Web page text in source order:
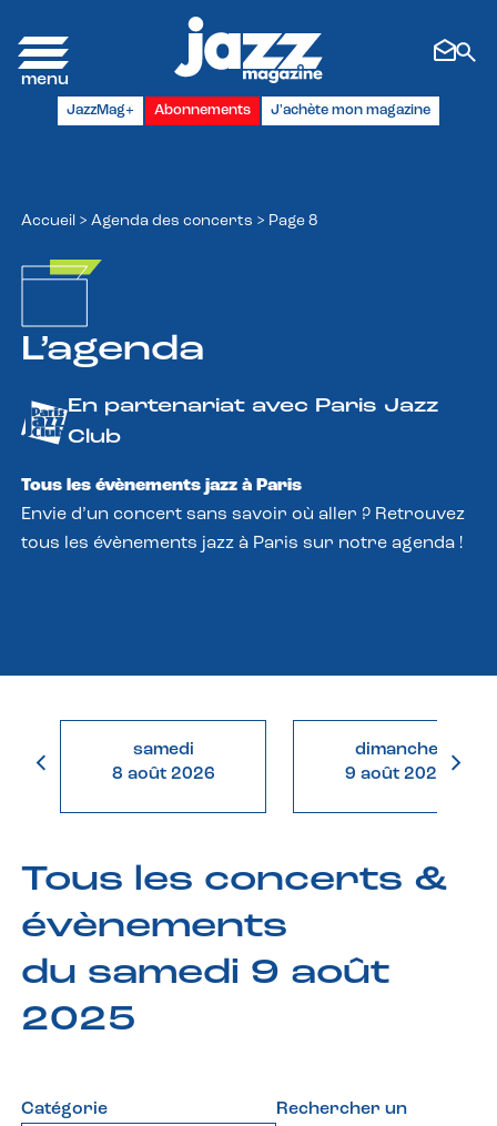
JazzMag+ Abonnements J'achète mon magazine
Accueil > Agenda des concerts > Page 8
L’agenda
En partenariat avec Paris Jazz
Club
Tous les évènements jazz à Paris
Envie d’un concert sans savoir où aller ? Retrouvez
tous les évènements jazz à Paris sur notre agenda !
samedi
8 août 2026
dimanche
9 août 2026
Tous les concerts &
évènements
du samedi 9 août
2025
Catégorie
Rechercher un